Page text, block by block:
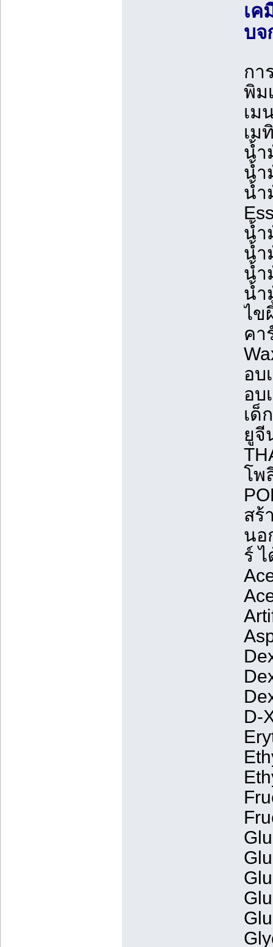
เค
บจ
กา
พิม
เม
เม
น้ำ
น้ำ
น้ำ
น้ำ
น้ำ
น้ำ
น้ำ
ไข
คา
อบ
อบ
เด็
ยูจี
โพ
สร้
นอ
ร์
D-